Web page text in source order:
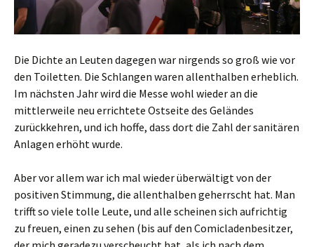
Die Dichte an Leuten dagegen war nirgends so groß wie vor
den Toiletten. Die Schlangen waren allenthalben erheblich.
Im nächsten Jahr wird die Messe wohl wieder an die
mittlerweile neu errichtete Ostseite des Geländes
zurückkehren, und ich hoffe, dass dort die Zahl der sanitären
Anlagen erhöht wurde.
Aber vor allem war ich mal wieder überwältigt von der
positiven Stimmung, die allenthalben geherrscht hat. Man
trifft so viele tolle Leute, und alle scheinen sich aufrichtig
zu freuen, einen zu sehen (bis auf den Comicladenbesitzer,